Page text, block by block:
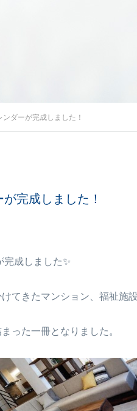
ダーが完成しました！
完成しました！
成しました✨
てきたマンション、福祉施
った一冊となりました。